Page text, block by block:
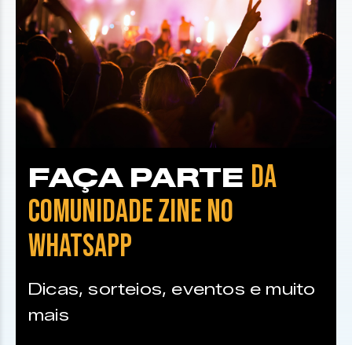
FAÇA PARTE DA
COMUNIDADE ZINE NO
WHATSAPP
Dicas, sorteios, eventos e muito
mais